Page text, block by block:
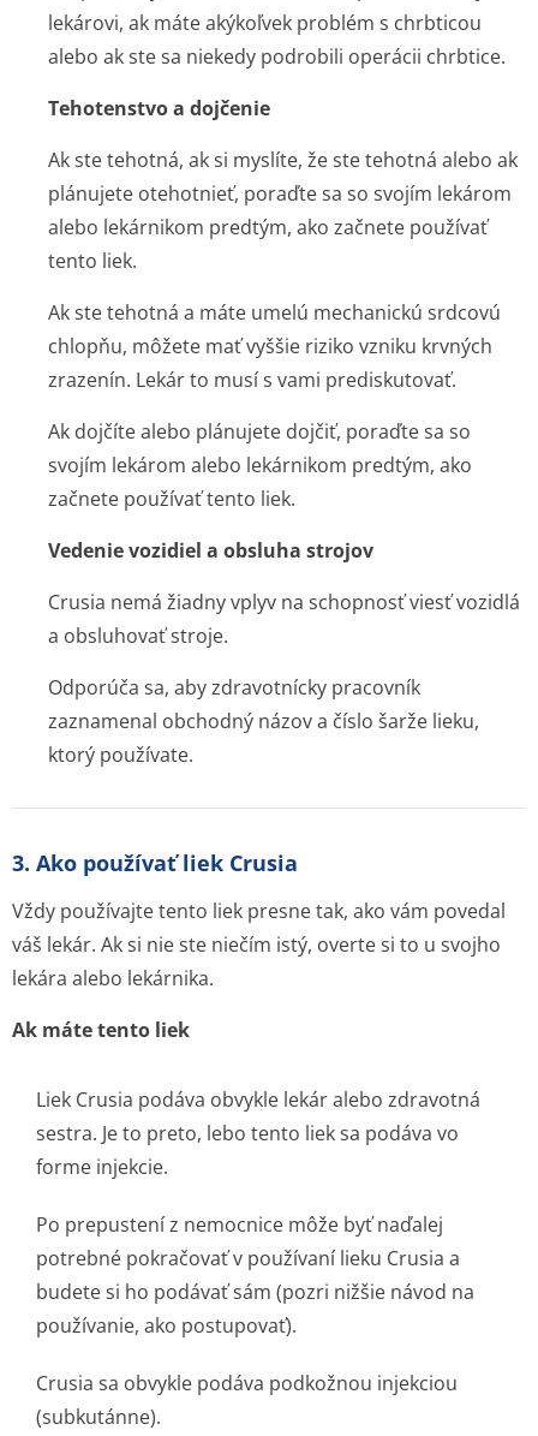
lekárovi, ak máte akýkoľvek problém s chrbticou
alebo ak ste sa niekedy podrobili operácii chrbtice.
Tehotenstvo a dojčenie
Ak ste tehotná, ak si myslíte, že ste tehotná alebo ak
plánujete otehotnieť, poraďte sa so svojím lekárom
alebo lekárnikom predtým, ako začnete používať
tento liek.
Ak ste tehotná a máte umelú mechanickú srdcovú
chlopňu, môžete mať vyššie riziko vzniku krvných
zrazenín. Lekár to musí s vami prediskutovať.
Ak dojčíte alebo plánujete dojčiť, poraďte sa so
svojím lekárom alebo lekárnikom predtým, ako
začnete používať tento liek.
Vedenie vozidiel a obsluha strojov
Crusia nemá žiadny vplyv na schopnosť viesť vozidlá
a obsluhovať stroje.
Odporúča sa, aby zdravotnícky pracovník
zaznamenal obchodný názov a číslo šarže lieku,
ktorý používate.
3. Ako používať liek Crusia
Vždy používajte tento liek presne tak, ako vám povedal
váš lekár. Ak si nie ste niečím istý, overte si to u svojho
lekára alebo lekárnika.
Ak máte tento liek
Liek Crusia podáva obvykle lekár alebo zdravotná
sestra. Je to preto, lebo tento liek sa podáva vo
forme injekcie.
Po prepustení z nemocnice môže byť naďalej
potrebné pokračovať v používaní lieku Crusia a
budete si ho podávať sám (pozri nižšie návod na
používanie, ako postupovať).
Crusia sa obvykle podáva podkožnou injekciou
(subkutánne).